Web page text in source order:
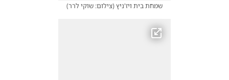
שמחת בית ויז'ניץ(צילום: שוקי לרר)